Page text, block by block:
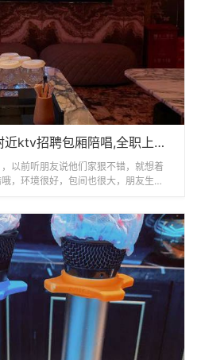
杭州临安区天目山镇附近ktv招聘包厢陪唱,全职上班收入多少
前听朋友说他们家狠不错，就想着
，环境很好，包间也很大，朋友生日